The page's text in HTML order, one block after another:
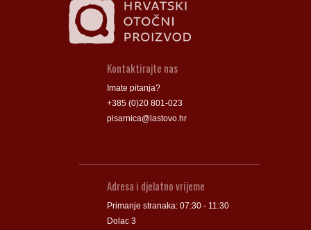
Kontaktirajte nas
Imate pitanja?
+385 (0)20 801-023
pisarnica@lastovo.hr
Adresa i djelatno vrijeme
Primanje stranaka: 07:30 - 11:30
Dolac 3